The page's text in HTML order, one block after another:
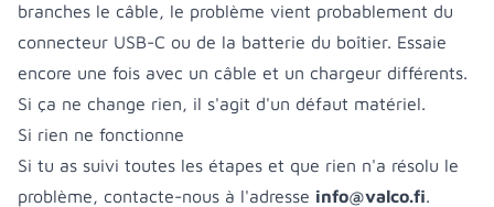
branches le câble, le problème vient probablement du
connecteur USB-C ou de la batterie du boîtier. Essaie
encore une fois avec un câble et un chargeur différents.
Si ça ne change rien, il s'agit d'un défaut matériel.
Si rien ne fonctionne
Si tu as suivi toutes les étapes et que rien n'a résolu le
problème, contacte-nous à l'adresse info@valco.fi.